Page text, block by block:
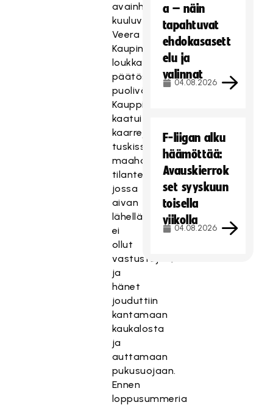
avainhyökkääjiin
kuuluvan
Veera
Kaupin
loukkaantuminen
päätöserän
puolivälissä.
Kauppi
kaatui
kaarrejuoksusta
tuskissaan
maahan
tilanteessa,
jossa
aivan
lähellä
ei
ollut
vastustajaa,
ja
hänet
jouduttiin
kantamaan
kaukalosta
ja
auttamaan
pukusuojaan.
Ennen
loppusummeria
a – näin
tapahtuvat
ehdokasasett
elu ja
valinnat
04.08.2026
F-liigan alku
häämöttää:
Avauskierrok
set syyskuun
toisella
viikolla
04.08.2026